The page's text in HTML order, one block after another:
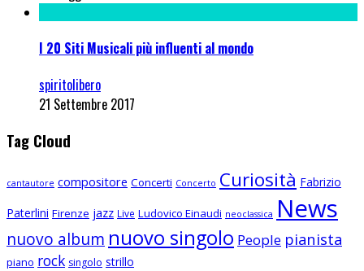
I 20 Siti Musicali più influenti al mondo
spiritolibero
21 Settembre 2017
Tag Cloud
cantautore compositore Concerti Concerto Curiosità Fabrizio
Paterlini Firenze jazz Live Ludovico Einaudi neoclassica News
nuovo album nuovo singolo People pianista
piano rock singolo strillo